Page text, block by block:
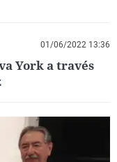
01/06/2022 13:36
York a través